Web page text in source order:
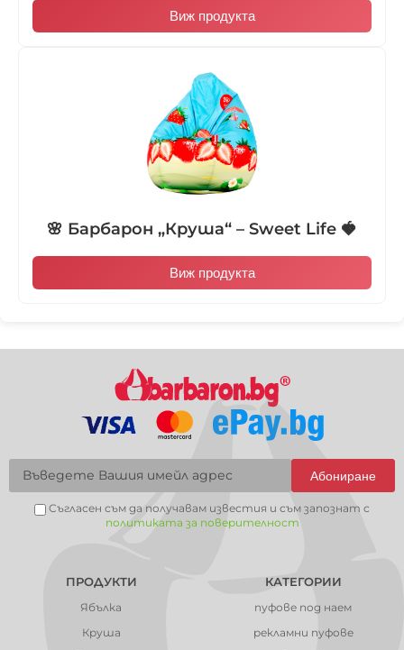
Виж продукта
🌸 Барбарон „Круша“ – Sweet Life 🍓
Виж продукта
Абониране
Съгласен съм да получавам известия и съм запознат с
политиката за поверителност
ПРОДУКТИ
Ябълка
Круша
КАТЕГОРИИ
пуфове под наем
рекламни пуфове